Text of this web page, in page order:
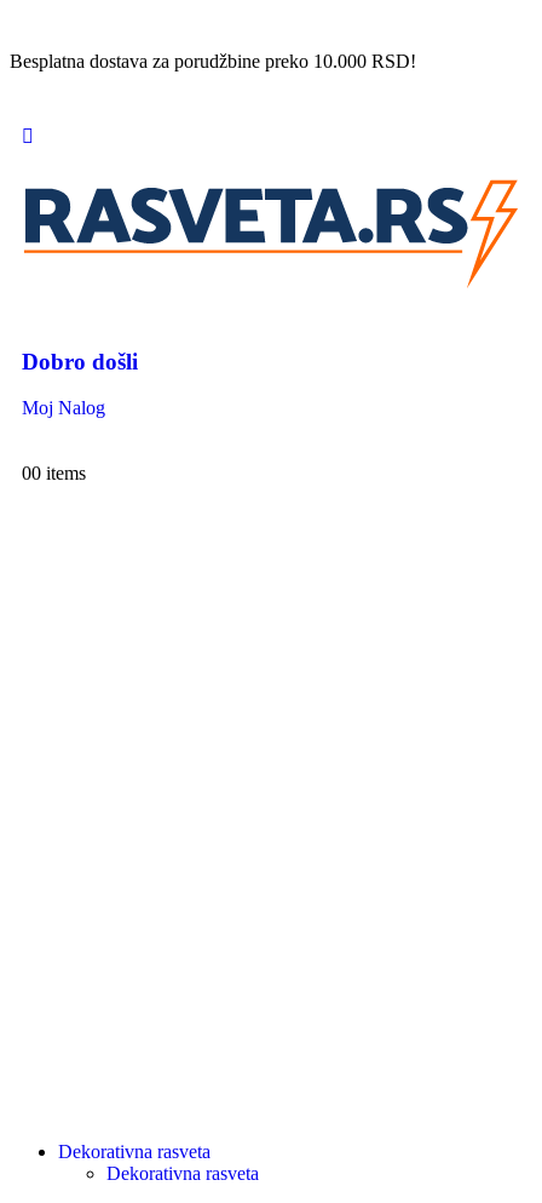
Besplatna dostava za porudžbine preko 10.000 RSD!
Dobro došli
Moj Nalog
00 items
Dekorativna rasveta
Dekorativna rasveta